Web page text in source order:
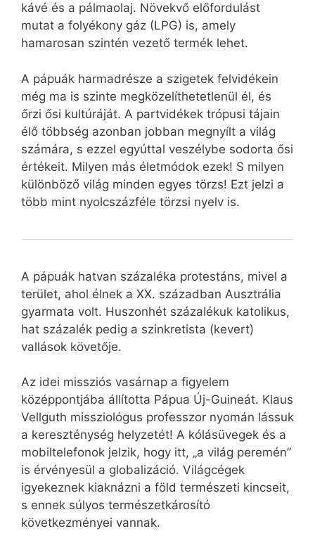
kávé és a pálmaolaj. Növekvő előfordulást
mutat a folyékony gáz (LPG) is, amely
hamarosan szintén vezető termék lehet.
A pápuák harmadrésze a szigetek felvidékein
még ma is szinte megközelíthetetlenül él, és
őrzi ősi kultúráját. A partvidékek trópusi tájain
élő többség azonban jobban megnyílt a világ
számára, s ezzel egyúttal veszélybe sodorta ősi
értékeit. Milyen más életmódok ezek! S milyen
különböző világ minden egyes törzs! Ezt jelzi a
több mint nyolcszázféle törzsi nyelv is.
A pápuák hatvan százaléka protestáns, mivel a
terület, ahol élnek a XX. században Ausztrália
gyarmata volt. Huszonhét százalékuk katolikus,
hat százalék pedig a szinkretista (kevert)
vallások követője.
Az idei missziós vasárnap a figyelem
középpontjába állította Pápua Új-Guineát. Klaus
Vellguth missziológus professzor nyomán lássuk
a kereszténység helyzetét! A kólásüvegek és a
mobiltelefonok jelzik, hogy itt, „a világ peremén”
is érvényesül a globalizáció. Világcégek
igyekeznek kiaknázni a föld természeti kincseit,
s ennek súlyos természetkárosító
következményei vannak.